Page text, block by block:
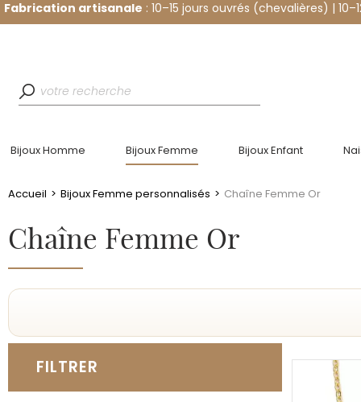
Fabrication artisanale : 10–15 jours ouvrés (chevalières) |
Bijoux Homme Bijoux Femme Bijoux Enfant
Accueil > Bijoux Femme personnalisés > Chaîne Femme Or
Chaîne Femme Or
FILTRER